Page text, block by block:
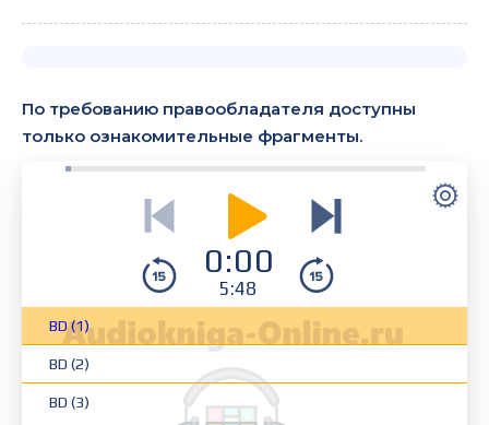
По требованию правообладателя доступны
только ознакомительные фрагменты.
0:00
5:48
BD (1)
BD (2)
BD (3)